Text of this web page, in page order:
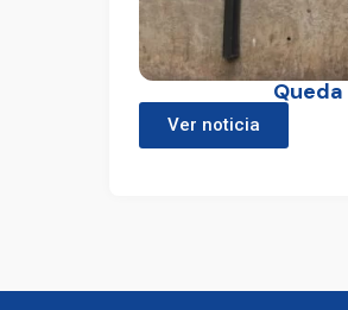
Ver noticia